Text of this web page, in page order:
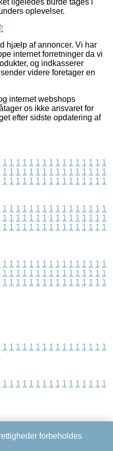
oplevelser.
hjælp af annoncer. Vi har
internet forretninger da vi
og indkasserer
videre foretager en
internet webshops
os ikke ansvaret for
efter sidste opdatering af
1 1 1 1 1 1 1 1 1 1 1 1 1 1 1 1
1 1 1 1 1 1 1 1 1 1 1 1 1 1 1 1
1 1 1 1 1 1 1 1 1 1 1 1 1 1 1 1
1 1 1 1 1 1 1 1 1 1 1 1 1 1 1 1
1 1 1 1 1 1 1 1 1 1 1 1 1 1 1 1
1 1 1 1 1 1 1 1 1 1 1 1 1 1 1 1
1 1 1 1 1 1 1 1 1 1 1 1 1 1 1 1
1 1 1 1 1 1 1 1 1 1 1 1 1 1 1 1
1 1 1 1 1 1 1 1 1 1 1 1 1 1 1 1
1 1 1 1 1 1 1 1 1 1 1 1 1 1 1 1
1 1 1 1 1 1 1 1 1 1 1 1 1 1 1 1
forbeholdes